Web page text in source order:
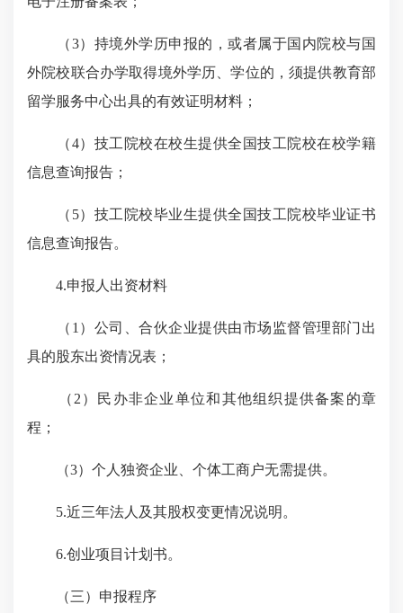
（3）持境外学历申报的，或者属于国内院校与国
外院校联合办学取得境外学历、学位的，须提供教育部
留学服务中心出具的有效证明材料；
（4）技工院校在校生提供全国技工院校在校学籍
信息查询报告；
（5）技工院校毕业生提供全国技工院校毕业证书
信息查询报告。
4.申报人出资材料
（1）公司、合伙企业提供由市场监督管理部门出
具的股东出资情况表；
（2）民办非企业单位和其他组织提供备案的章
程；
（3）个人独资企业、个体工商户无需提供。
5.近三年法人及其股权变更情况说明。
6.创业项目计划书。
（三）申报程序